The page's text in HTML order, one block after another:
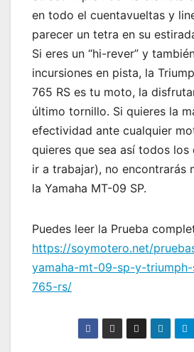
en todo el cuentavueltas y
parecer un tetra en su
Si eres un “hi-rever” y
incursiones en pista, la
765 RS es tu moto, la
último tornillo. Si quieres la
efectividad ante cualquier
quieres que sea así todos los
ir a trabajar), no encontrarás
la Yamaha MT-09 SP.
Puedes leer la Prueba
https://soymotero.net/
yamaha-mt-09-sp-y-
765-rs/